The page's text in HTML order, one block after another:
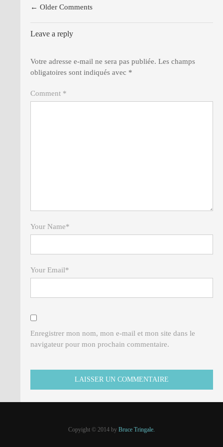
← Older Comments
Leave a reply
Votre adresse e-mail ne sera pas publiée. Les champs
obligatoires sont indiqués avec *
Comment *
Your Name*
Your Email*
Enregistrer mon nom, mon e-mail et mon site dans le
navigateur pour mon prochain commentaire.
Copyight © 2014 by Bruce Tringale.